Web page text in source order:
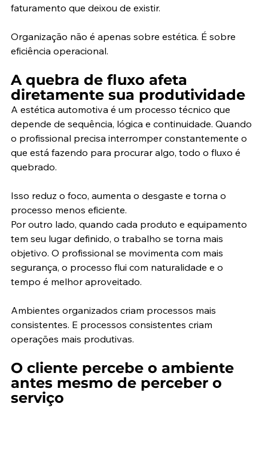
faturamento que deixou de existir.
Organização não é apenas sobre estética. É sobre
eficiência operacional.
A quebra de fluxo afeta
diretamente sua produtividade
A estética automotiva é um processo técnico que
depende de sequência, lógica e continuidade. Quando
o profissional precisa interromper constantemente o
que está fazendo para procurar algo, todo o fluxo é
quebrado.
Isso reduz o foco, aumenta o desgaste e torna o
processo menos eficiente.
Por outro lado, quando cada produto e equipamento
tem seu lugar definido, o trabalho se torna mais
objetivo. O profissional se movimenta com mais
segurança, o processo flui com naturalidade e o
tempo é melhor aproveitado.
Ambientes organizados criam processos mais
consistentes. E processos consistentes criam
operações mais produtivas.
O cliente percebe o ambiente
antes mesmo de perceber o
serviço